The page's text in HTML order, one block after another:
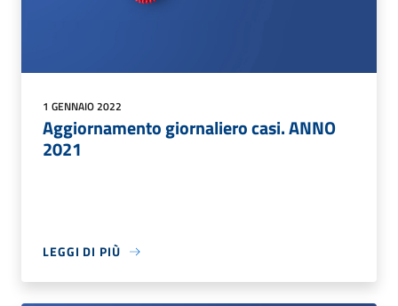
1 GENNAIO 2022
Aggiornamento giornaliero casi. ANNO
2021
LEGGI DI PIÙ